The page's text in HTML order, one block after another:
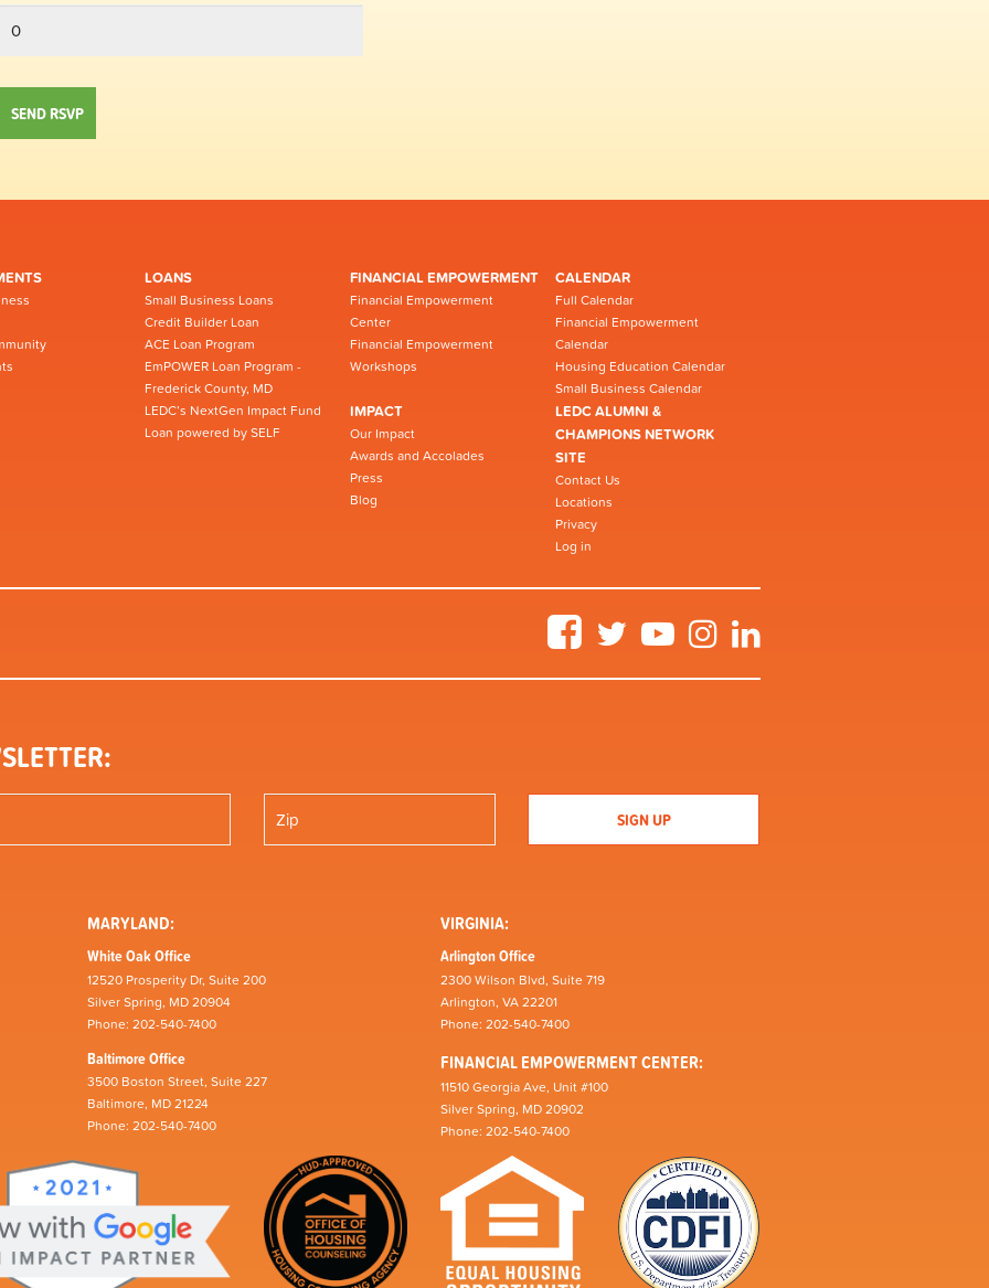
LOANS
Small Business Loans
Credit Builder Loan
ACE Loan Program
EmPOWER Loan Program -
Frederick County, MD
LEDC’s NextGen Impact Fund
Loan powered by SELF
FINANCIAL EMPOWERMENT
Financial Empowerment
Center
Financial Empowerment
Workshops
CALENDAR
Full Calendar
Financial Empowerment
Calendar
Housing Education Calendar
Small Business Calendar
IMPACT
Our Impact
Awards and Accolades
Press
Blog
LEDC ALUMNI &
CHAMPIONS NETWORK
SITE
Contact Us
Locations
Privacy
Log in
FacebookTwitter YouTubeInstagram
MARYLAND:
White Oak Office
12520 Prosperity Dr, Suite 200
Silver Spring, MD 20904
Phone: 202-540-7400
Baltimore Office
3500 Boston Street, Suite 227
Baltimore, MD 21224
Phone: 202-540-7400
VIRGINIA:
Arlington Office
2300 Wilson Blvd, Suite 719
Arlington, VA 22201
Phone: 202-540-7400
FINANCIAL EMPOWERMENT CENTER:
11510 Georgia Ave, Unit #100
Silver Spring, MD 20902
Phone: 202-540-7400